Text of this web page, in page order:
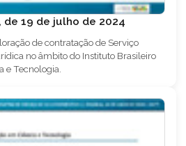
de 19 de julho de 2024
de contratação de Serviço
no âmbito do Instituto Brasileiro
e Tecnologia.